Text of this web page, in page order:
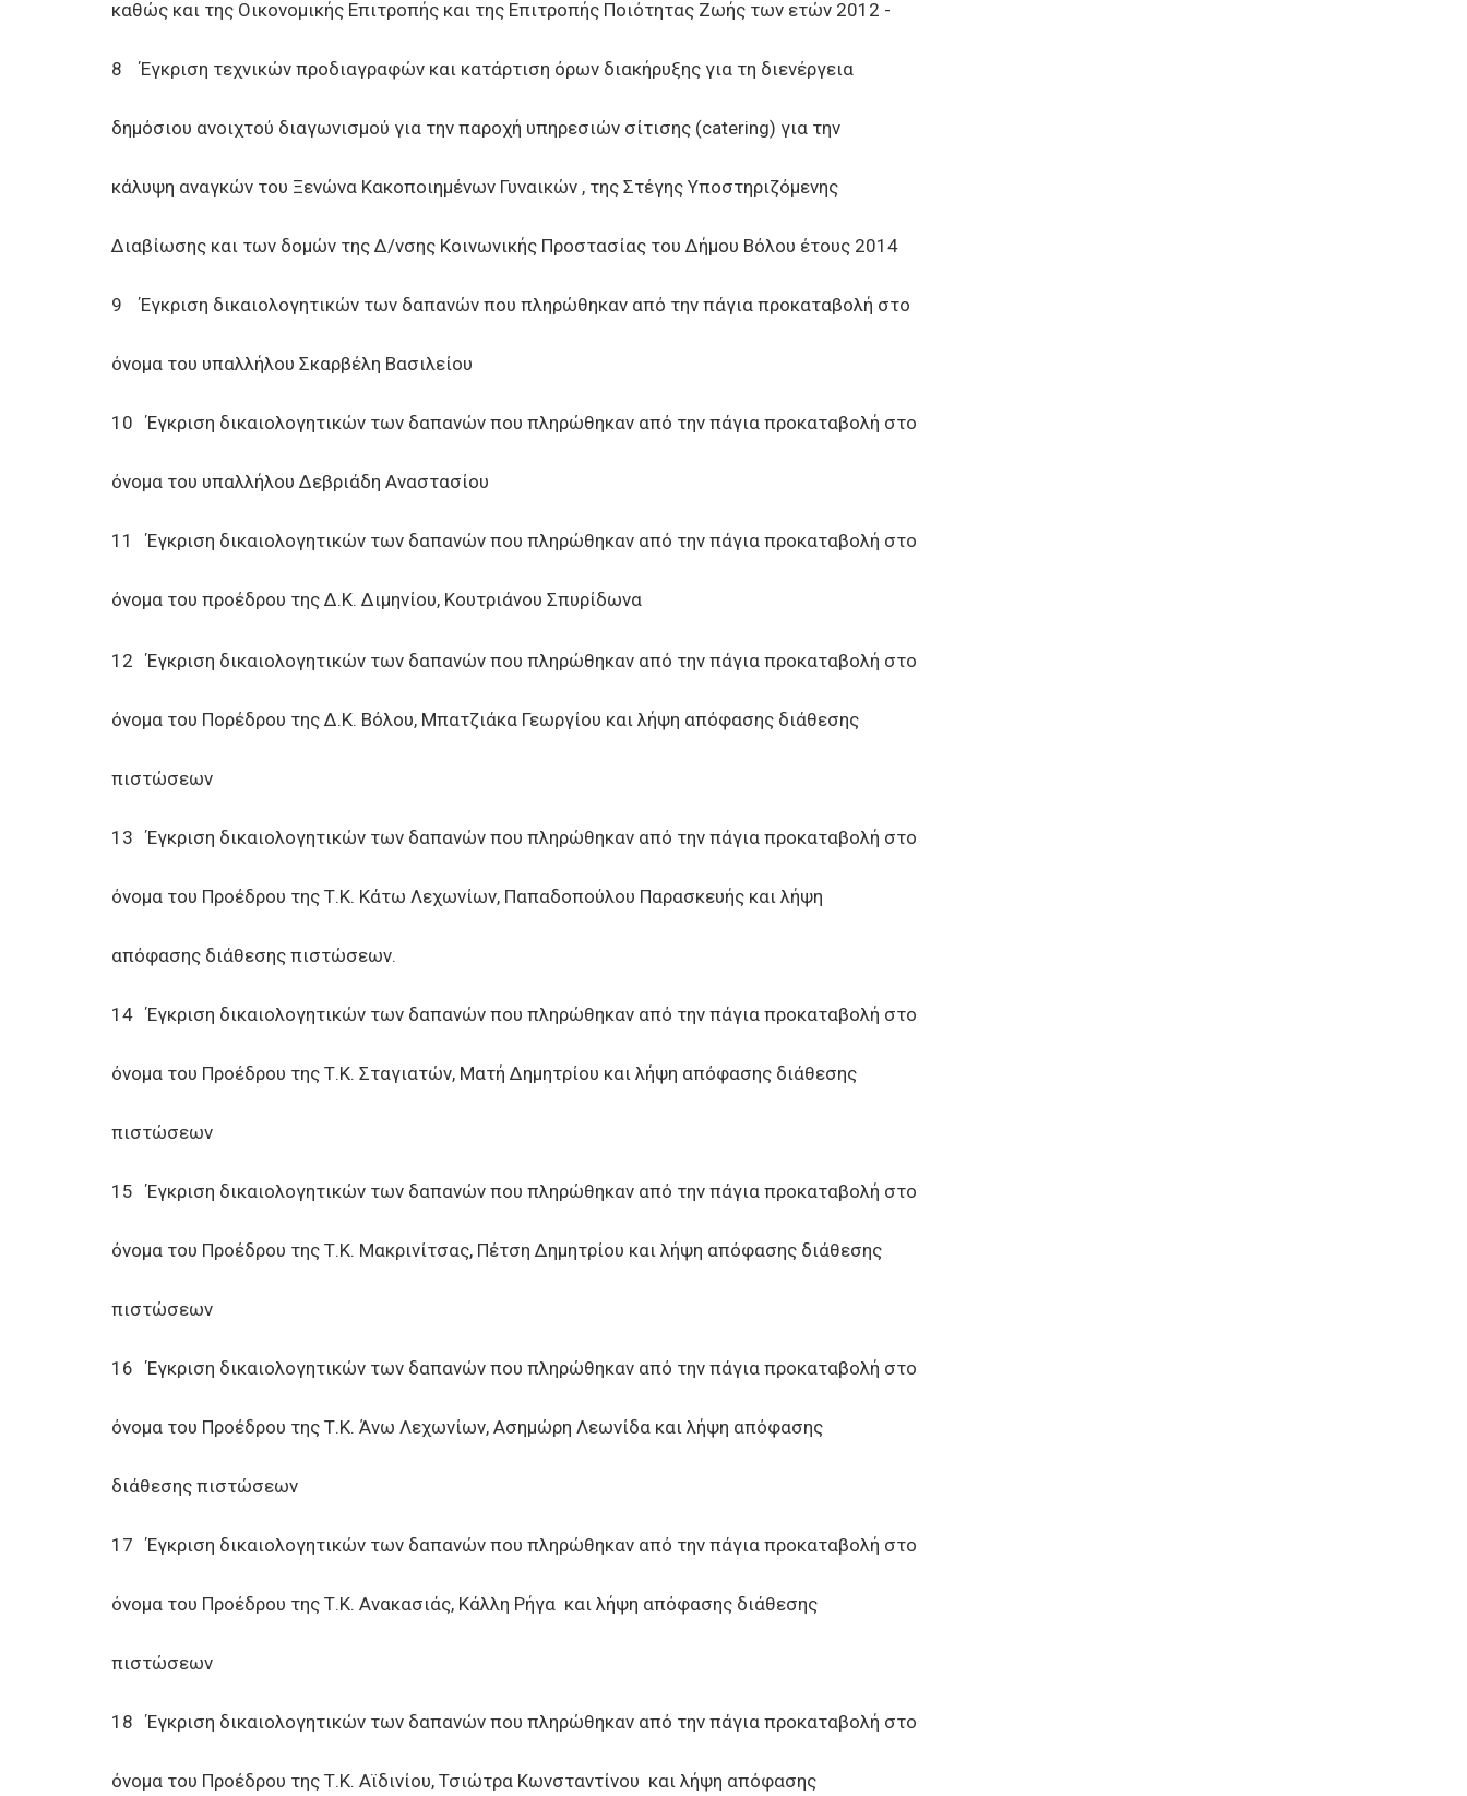
καθώς και της Οικονομικής Επιτροπής και της Επιτροπής Ποιότητας Ζωής των ετών 2012 -
8 Έγκριση τεχνικών προδιαγραφών και κατάρτιση όρων διακήρυξης για τη διενέργεια
δημόσιου ανοιχτού διαγωνισμού για την παροχή υπηρεσιών σίτισης (catering) για την
κάλυψη αναγκών του Ξενώνα Κακοποιημένων Γυναικών , της Στέγης Υποστηριζόμενης
Διαβίωσης και των δομών της Δ/νσης Κοινωνικής Προστασίας του Δήμου Βόλου έτους 2014
9 Έγκριση δικαιολογητικών των δαπανών που πληρώθηκαν από την πάγια προκαταβολή στο
όνομα του υπαλλήλου Σκαρβέλη Βασιλείου
10 Έγκριση δικαιολογητικών των δαπανών που πληρώθηκαν από την πάγια προκαταβολή στο
όνομα του υπαλλήλου Δεβριάδη Αναστασίου
11 Έγκριση δικαιολογητικών των δαπανών που πληρώθηκαν από την πάγια προκαταβολή στο
όνομα του προέδρου της Δ.Κ. Διμηνίου, Κουτριάνου Σπυρίδωνα
12 Έγκριση δικαιολογητικών των δαπανών που πληρώθηκαν από την πάγια προκαταβολή στο
όνομα του Πορέδρου της Δ.Κ. Βόλου, Μπατζιάκα Γεωργίου και λήψη απόφασης διάθεσης
πιστώσεων
13 Έγκριση δικαιολογητικών των δαπανών που πληρώθηκαν από την πάγια προκαταβολή στο
όνομα του Προέδρου της Τ.Κ. Κάτω Λεχωνίων, Παπαδοπούλου Παρασκευής και λήψη
απόφασης διάθεσης πιστώσεων.
14 Έγκριση δικαιολογητικών των δαπανών που πληρώθηκαν από την πάγια προκαταβολή στο
όνομα του Προέδρου της Τ.Κ. Σταγιατών, Ματή Δημητρίου και λήψη απόφασης διάθεσης
πιστώσεων
15 Έγκριση δικαιολογητικών των δαπανών που πληρώθηκαν από την πάγια προκαταβολή στο
όνομα του Προέδρου της Τ.Κ. Μακρινίτσας, Πέτση Δημητρίου και λήψη απόφασης διάθεσης
πιστώσεων
16 Έγκριση δικαιολογητικών των δαπανών που πληρώθηκαν από την πάγια προκαταβολή στο
όνομα του Προέδρου της Τ.Κ. Άνω Λεχωνίων, Ασημώρη Λεωνίδα και λήψη απόφασης
διάθεσης πιστώσεων
17 Έγκριση δικαιολογητικών των δαπανών που πληρώθηκαν από την πάγια προκαταβολή στο
όνομα του Προέδρου της Τ.Κ. Ανακασιάς, Κάλλη Ρήγα και λήψη απόφασης διάθεσης
πιστώσεων
18 Έγκριση δικαιολογητικών των δαπανών που πληρώθηκαν από την πάγια προκαταβολή στο
όνομα του Προέδρου της Τ.Κ. Αϊδινίου, Τσιώτρα Κωνσταντίνου και λήψη απόφασης